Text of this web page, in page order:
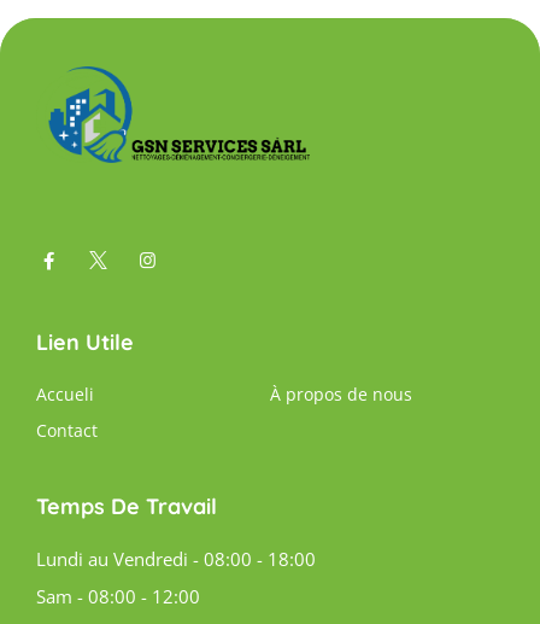
Lien Utile
Accueli
À propos de nous
Contact
Temps De Travail
Lundi au Vendredi - 08:00 - 18:00
Sam - 08:00 - 12:00